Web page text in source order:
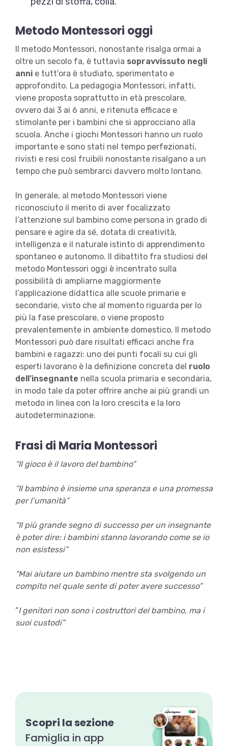
Metodo Montessori oggi
Il metodo Montessori, nonostante risalga ormai a
oltre un secolo fa, è tuttavia sopravvissuto negli
annie tutt’ora è studiato, sperimentato e
approfondito. La pedagogia Montessori, infatti,
viene proposta soprattutto in età prescolare,
ovvero dai 3 ai 6 anni, e ritenuta efficace e
stimolante per i bambini che si approcciano alla
scuola. Anche i giochi Montessori hanno un ruolo
importante e sono stati nel tempo perfezionati,
rivisti e resi così fruibili nonostante risalgano a un
tempo che può sembrarci davvero molto lontano.
In generale, al metodo Montessori viene
riconosciuto il merito di aver focalizzato
l’attenzione sul bambino come persona in grado di
pensare e agire da sé, dotata di creatività,
intelligenza e il naturale istinto di apprendimento
spontaneo e autonomo. Il dibattito fra studiosi del
metodo Montessori oggi è incentrato sulla
possibilità di ampliarne maggiormente
l’applicazione didattica alle scuole primarie e
secondarie, visto che al momento riguarda per lo
più la fase prescolare, o viene proposto
prevalentemente in ambiente domestico. Il metodo
Montessori può dare risultati efficaci anche fra
bambini e ragazzi: uno dei punti focali su cui gli
esperti lavorano è la definizione concreta del ruolo
dell’insegnante nella scuola primaria e secondaria,
in modo tale da poter offrire anche ai più grandi un
metodo in linea con la loro crescita e la loro
autodeterminazione.
Frasi di Maria Montessori
“Il gioco è il lavoro del bambino”
“Il bambino è insieme una speranza e una promessa
per l’umanità”
“Il più grande segno di successo per un insegnante
è poter dire: i bambini stanno lavorando come se io
non esistessi”
“Mai aiutare un bambino mentre sta svolgendo un
compito nel quale sente di poter avere successo”
“I genitori non sono i costruttori del bambino, ma i
suoi custodi”
Scopri la sezione
Famiglia in app